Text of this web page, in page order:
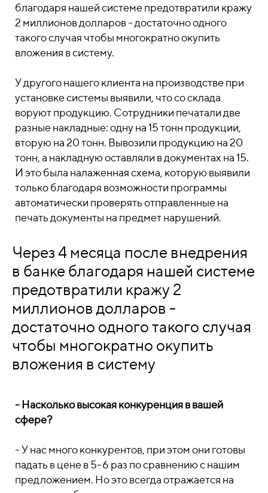
благодаря нашей системе предотвратили кражу
2 миллионов долларов - достаточно одного
такого случая чтобы многократно окупить
вложения в систему.
У другого нашего клиента на производстве при
установке системы выявили, что со склада
воруют продукцию. Сотрудники печатали две
разные накладные: одну на 15 тонн продукции,
вторую на 20 тонн. Вывозили продукцию на 20
тонн, а накладную оставляли в документах на 15.
И это была налаженная схема, которую выявили
только благодаря возможности программы
автоматически проверять отправленные на
печать документы на предмет нарушений.
Через 4 месяца после внедрения
в банке благодаря нашей системе
предотвратили кражу 2
миллионов долларов -
достаточно одного такого случая
чтобы многократно окупить
вложения в систему
- Насколько высокая конкуренция в вашей
сфере?
- У нас много конкурентов, при этом они готовы
падать в цене в 5-6 раз по сравнению с нашим
предложением. Но это всегда отражается на